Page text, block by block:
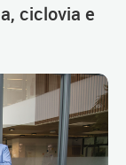
ciclovia e